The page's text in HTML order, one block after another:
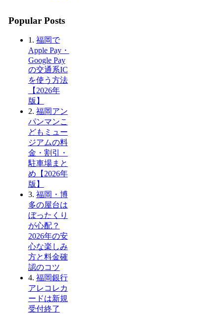
Popular Posts
1. 福岡で
Apple Pay・
Google Pay
の交通系IC
を使う方法
【2026年
版】
2. 福岡アン
パンマンこ
どもミュー
ジアムの料
金・割引・
駐車場まと
め【2026年
版】
3. 福岡・博
多の屋台は
ぼったくり
が心配？
2026年の安
心な楽しみ
方と料金確
認のコツ
4. 福岡銀行
アレコレカ
ードは新規
受付終了